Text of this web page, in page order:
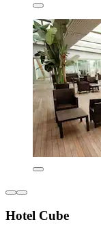
Hotel Cube